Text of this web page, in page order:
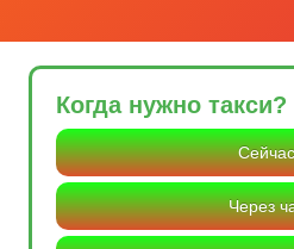
Когда нужно такси?
Сейчас
Через